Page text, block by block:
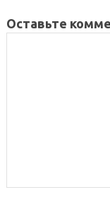
Оставьте